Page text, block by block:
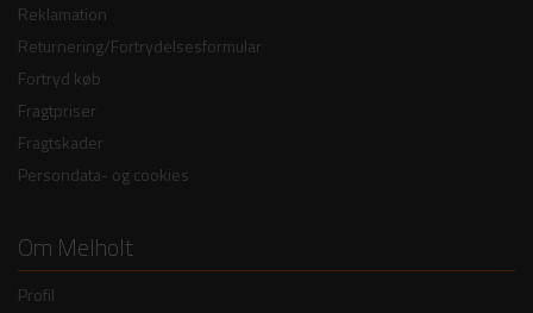
Reklamation
Returnering/Fortrydelsesformular
Fortryd køb
Fragtpriser
Fragtskader
Persondata- og cookies
Om Melholt
Profil